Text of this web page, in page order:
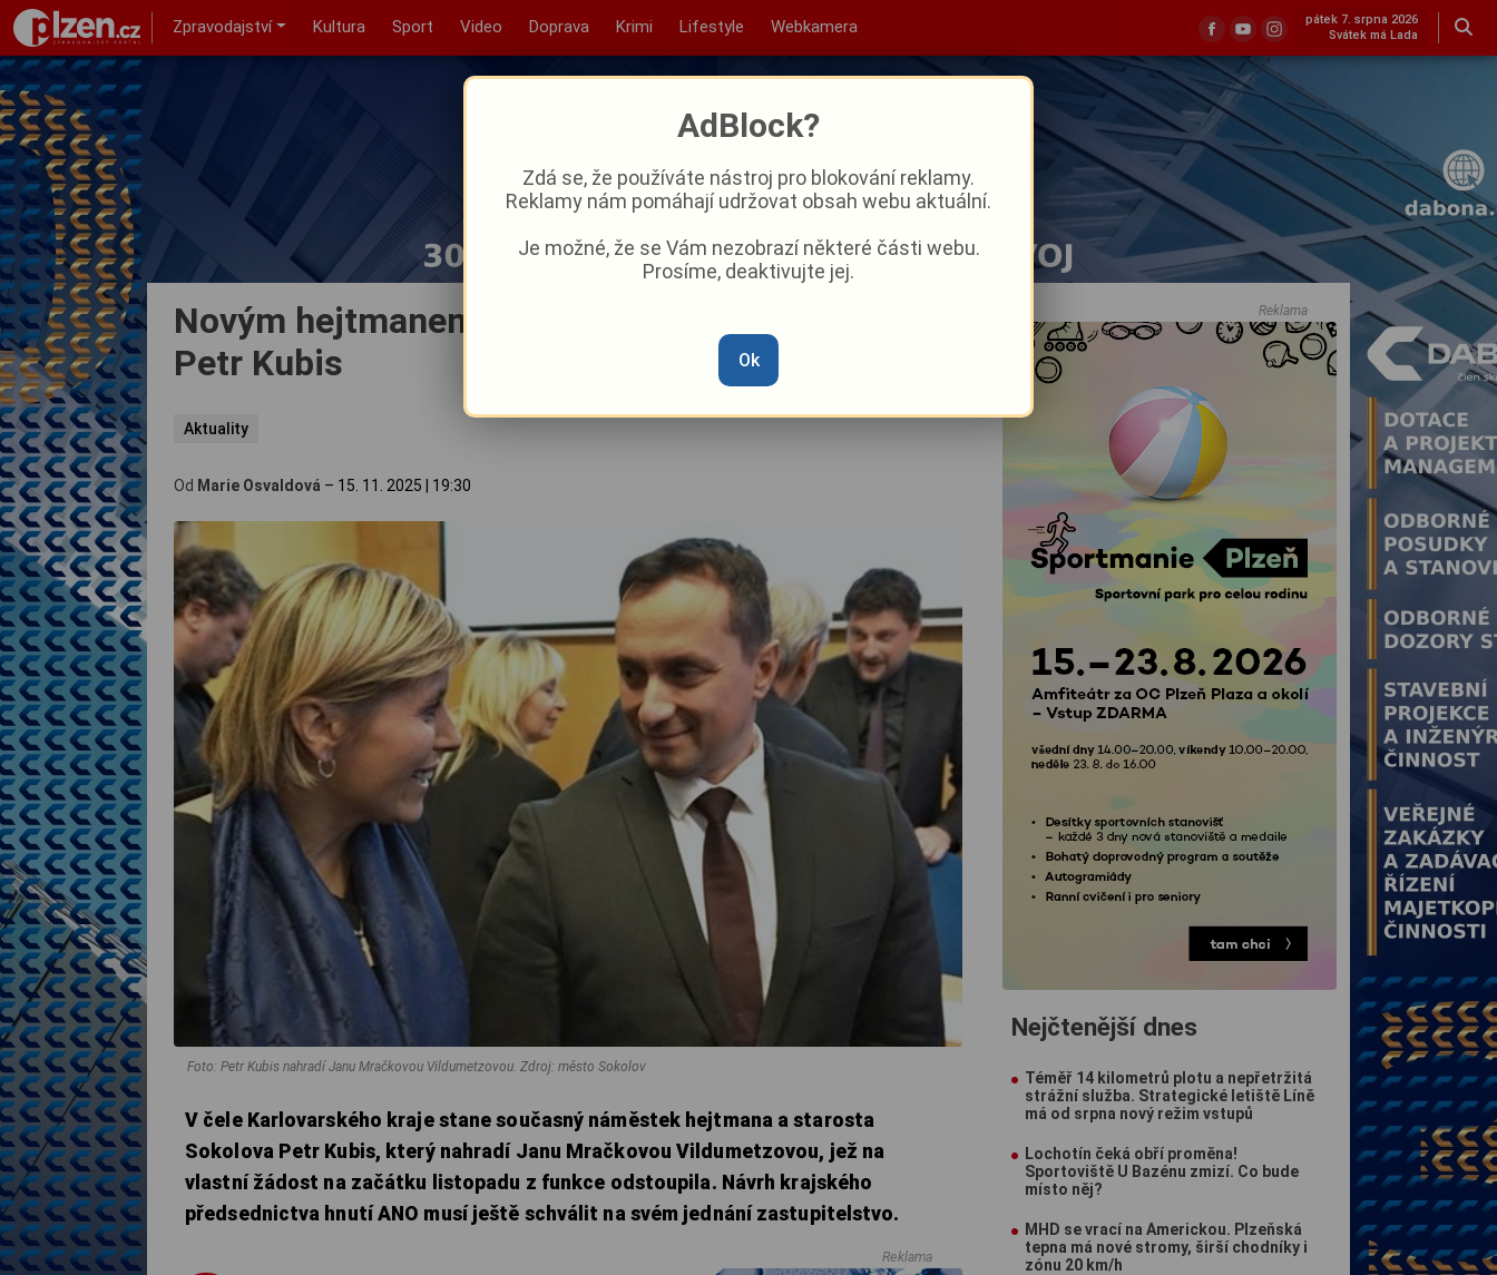
Zpravodajství Kultura Sport Video Doprava Krimi Lifestyle Webkamera
pátek 7. srpna 2026
Svátek má Lada
Novým hejtmanem Karlovarského kraje bude
Petr Kubis
Aktuality
Od Marie Osvaldová – 15. 11. 2025 19:30
Foto: Petr Kubis nahradí Janu Mračkovou Vildumetzovou. Zdroj: město Sokolov
V čele Karlovarského kraje stane současný náměstek hejtmana a starosta
Sokolova Petr Kubis, který nahradí Janu Mračkovou Vildumetzovou, jež na
vlastní žádost na začátku listopadu z funkce odstoupila. Návrh krajského
předsednictva hnutí ANO musí ještě schválit na svém jednání zastupitelstvo.
Reklama
Reklama
Nejčtenější dnes
Téměř 14 kilometrů plotu a nepřetržitá
strážní služba. Strategické letiště Líně
má od srpna nový režim vstupů
Lochotín čeká obří proměna!
Sportoviště U Bazénu zmizí. Co bude
místo něj?
MHD se vrací na Americkou. Plzeňská
tepna má nové stromy, širší chodníky i
zónu 20 km/h
AdBlock?
Zdá se, že používáte nástroj pro blokování reklamy.
Reklamy nám pomáhají udržovat obsah webu aktuální.
Je možné, že se Vám nezobrazí některé části webu.
Prosíme, deaktivujte jej.
Ok